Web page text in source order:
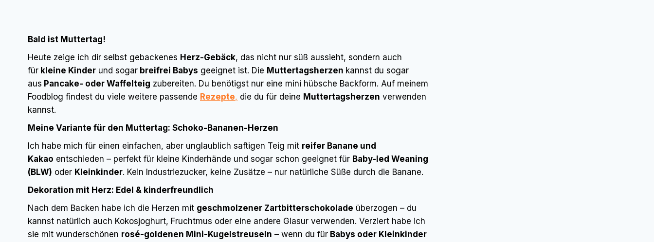
Bald ist Muttertag!
Heute zeige ich dir selbst gebackenes Herz-Gebäck, das nicht nur süß aussieht, sondern auch
für kleine Kinder und sogar breifrei Babys geeignet ist. Die Muttertagsherzen kannst du sogar
aus Pancake- oder Waffelteig zubereiten. Du benötigst nur eine mini hübsche Backform. Auf meinem
Foodblog findest du viele weitere passende Rezepte, die du für deine Muttertagsherzen verwenden
kannst.
Meine Variante für den Muttertag: Schoko-Bananen-Herzen
Ich habe mich für einen einfachen, aber unglaublich saftigen Teig mit reifer Banane und
Kakao entschieden – perfekt für kleine Kinderhände und sogar schon geeignet für Baby-led Weaning
(BLW) oder Kleinkinder. Kein Industriezucker, keine Zusätze – nur natürliche Süße durch die Banane.
Dekoration mit Herz: Edel & kinderfreundlich
Nach dem Backen habe ich die Herzen mit geschmolzener Zartbitterschokolade überzogen – du
kannst natürlich auch Kokosjoghurt, Fruchtmus oder eine andere Glasur verwenden. Verziert habe ich
sie mit wunderschönen rosé-goldenen Mini-Kugelstreuseln – wenn du für Babys oder Kleinkinder